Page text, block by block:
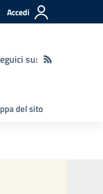
Accedi
su:
del sito